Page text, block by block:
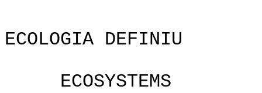
ECOLOGIA DEFINIU
ECOSYSTEMS